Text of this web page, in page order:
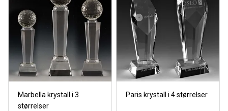
Marbella krystall i 3
størrelser
Paris krystall i 4 størrelser